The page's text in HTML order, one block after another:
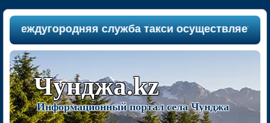
служба такси осуществляет
Чунджа.kz
Информационный портал села Чунджа